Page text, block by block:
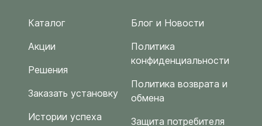
Каталог
Акции
Решения
Заказать установку
Истории успеха
Блог и Новости
Политика
конфиденциальности
Политика возврата и
обмена
Защита потребителя